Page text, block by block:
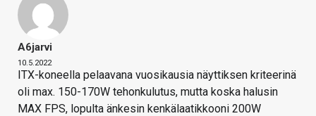
A6jarvi
10.5.2022
ITX-koneella pelaavana vuosikausia näyttiksen kriteerinä
oli max. 150-170W tehonkulutus, mutta koska halusin
MAX FPS, lopulta änkesin kenkälaatikkooni 200W